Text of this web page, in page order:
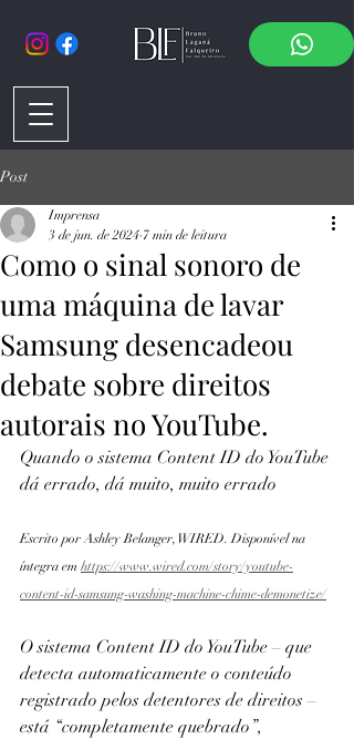
Post
Como o sinal sonoro de
uma máquina de lavar
Samsung desencadeou
debate sobre direitos
autorais no YouTube.
Imprensa
3 de jun. de 2024 7 min de leitura
Quando o sistema Content ID do YouTube
dá errado, dá muito, muito errado
Escrito por Ashley Belanger, WIRED. Disponível na
íntegra em https://www.wired.com/story/youtube-
content-id-samsung-washing-machine-chime-demonetize/
O sistema Content ID do YouTube – que
detecta automaticamente o conteúdo
registrado pelos detentores de direitos –
está “completamente quebrado”,